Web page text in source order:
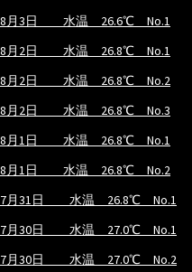
8月3日 水温 26.6℃ No.1
8月2日 水温 26.8℃ No.1
8月2日 水温 26.8℃ No.2
8月2日 水温 26.8℃ No.3
8月1日 水温 26.8℃ No.1
8月1日 水温 26.8℃ No.2
7月31日 水温 26.8℃ No.1
7月30日 水温 27.0℃ No.1
7月30日 水温 27.0℃ No.2